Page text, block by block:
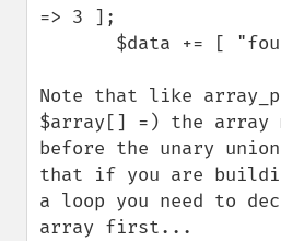
=> 3 ];
Note that like
$array[] =) the array
before the unary
that if you are
a loop you need to
array first...